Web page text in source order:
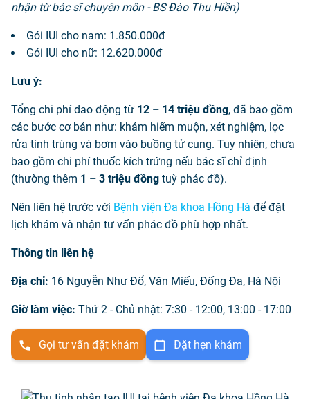
nhận từ bác sĩ chuyên môn - BS Đào Thu Hiền)
Gói IUI cho nam: 1.850.000đ
Gói IUI cho nữ: 12.620.000đ
Lưu ý:
Tổng chi phí dao động từ 12 – 14 triệu đồng, đã bao gồm
các bước cơ bản như: khám hiếm muộn, xét nghiệm, lọc
rửa tinh trùng và bơm vào buồng tử cung. Tuy nhiên, chưa
bao gồm chi phí thuốc kích trứng nếu bác sĩ chỉ định
(thường thêm 1 – 3 triệu đồng tuỳ phác đồ).
Nên liên hệ trước với Bệnh viện Đa khoa Hồng Hà để đặt
lịch khám và nhận tư vấn phác đồ phù hợp nhất.
Thông tin liên hệ
Địa chỉ: 16 Nguyễn Như Đổ, Văn Miếu, Đống Đa, Hà Nội
Giờ làm việc: Thứ 2 - Chủ nhật: 7:30 - 12:00, 13:00 - 17:00
Gọi tư vấn đặt khám Đặt hẹn khám